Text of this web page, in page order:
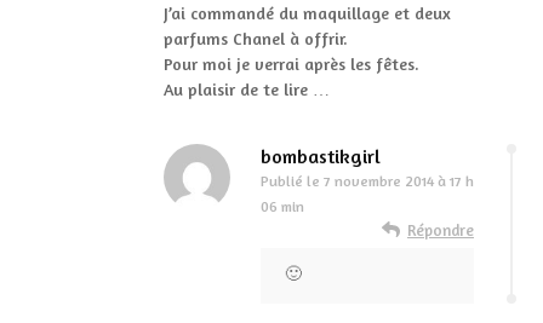
J’ai commandé du maquillage et deux
parfums Chanel à offrir.
Pour moi je verrai après les fêtes.
Au plaisir de te lire …
bombastikgirl
Publié le 7 novembre 2014 à 17 h
06 min
Répondre
🙂